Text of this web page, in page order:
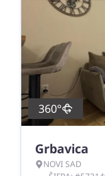
360°
Grbavica
NOVI SAD